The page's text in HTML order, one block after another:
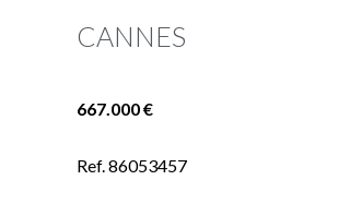
CANNES
667.000 €
Ref. 86053457